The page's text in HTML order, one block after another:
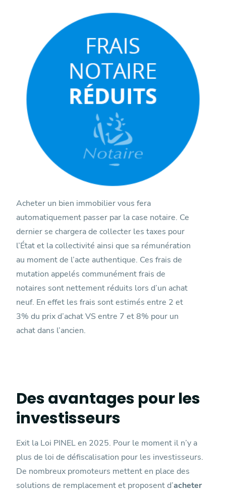
Acheter un bien immobilier vous fera
automatiquement passer par la case notaire. Ce
dernier se chargera de collecter les taxes pour
l’État et la collectivité ainsi que sa rémunération
au moment de l’acte authentique. Ces frais de
mutation appelés communément frais de
notaires sont nettement réduits lors d’un achat
neuf. En effet les frais sont estimés entre 2 et
3% du prix d’achat VS entre 7 et 8% pour un
achat dans l’ancien.
Des avantages pour les
investisseurs
Exit la Loi PINEL en 2025. Pour le moment il n’y a
plus de loi de défiscalisation pour les investisseurs.
De nombreux promoteurs mettent en place des
solutions de remplacement et proposent d’acheter